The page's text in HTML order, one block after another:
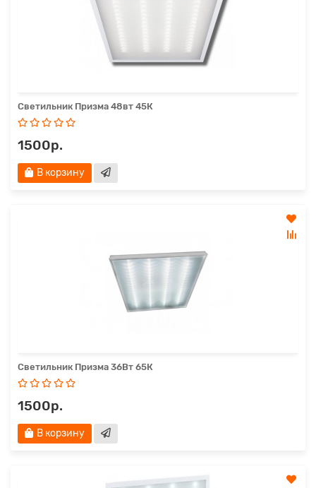
Светильник Призма 48вт 45К
1500р.
В корзину
Светильник Призма 36Вт 65К
1500р.
В корзину